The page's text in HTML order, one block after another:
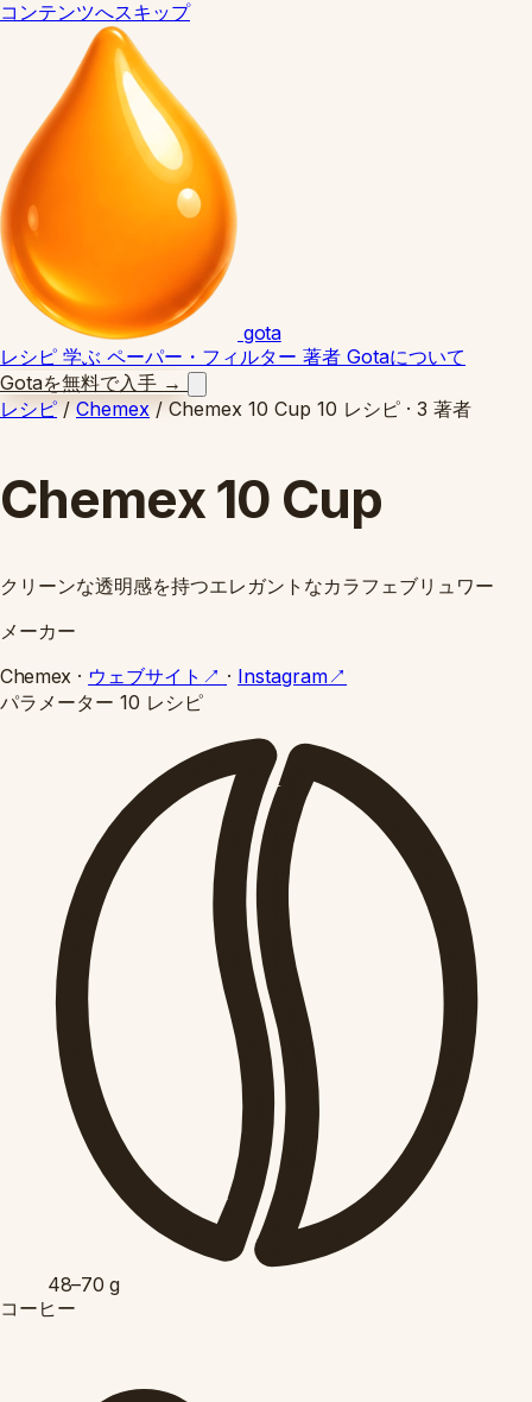
コンテンツへスキップ
gota
レシピ 学ぶ ペーパー・フィルター 著者 Gotaについて
Gotaを無料で入手 →
レシピ / Chemex / Chemex 10 Cup 10 レシピ · 3 著者
Chemex 10 Cup
クリーンな透明感を持つエレガントなカラフェブリュワー
メーカー
Chemex · ウェブサイト ↗ · Instagram↗
パラメーター 10 レシピ
48–70 g
コーヒー